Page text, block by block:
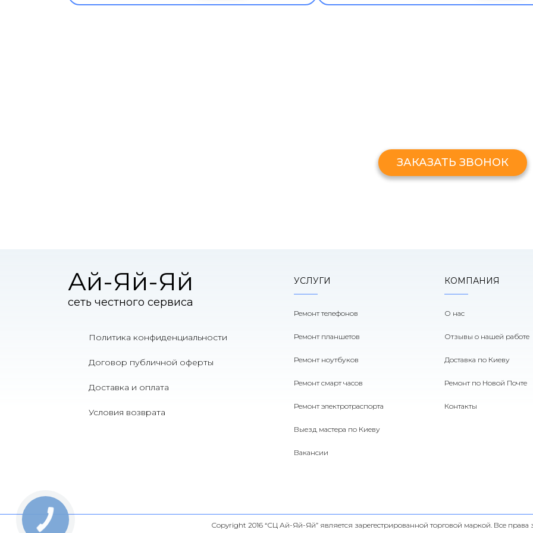
ЗАКАЗАТЬ ЗВОНОК
Ай-Яй-Яй
сеть честного сервиса
Политика конфиденциальности
Договор публичной оферты
Доставка и оплата
Условия возврата
УСЛУГИ
Ремонт телефонов
Ремонт планшетов
Ремонт ноутбуков
Ремонт смарт часов
Ремонт электротраспорта
Выезд мастера по Киеву
Вакансии
КОМПАНИЯ
О нас
Отзывы о нашей работе
Доставка по Киеву
Ремонт по Новой Почте
Контакты
Copyright 2016 “СЦ Ай-Яй-Яй” является зарегестрированной торговой маркой. Все